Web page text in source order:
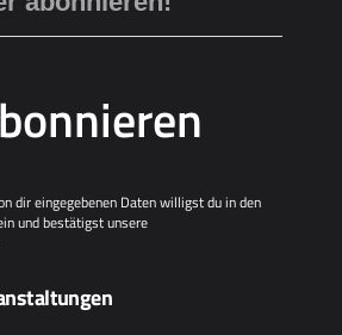
dir eingegebenen Daten willigst du in den
und bestätigst unsere